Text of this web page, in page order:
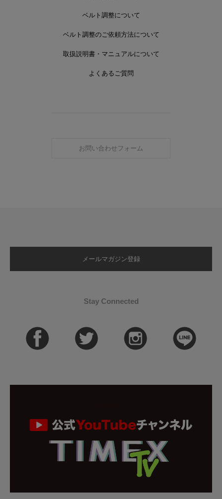
ベルト調整について
ベルト調整のご依頼方法について
取扱説明書・マニュアルについて
よくあるご質問
お問い合わせフォーム
メールマガジン登録
Stay Connected